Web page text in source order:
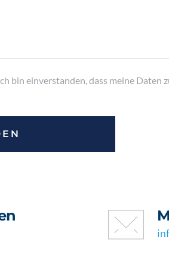
bin einverstanden, dass meine Daten